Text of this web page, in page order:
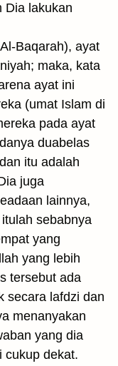
Dia lakukan
Baqarah), ayat
maka, kata
ayat ini
(umat Islam di
pada ayat
duabelas
itu adalah
juga
lainnya,
sebabnya
yang
yang lebih
tersebut ada
secara lafdzi dan
menanyakan
yang dia
cukup dekat.